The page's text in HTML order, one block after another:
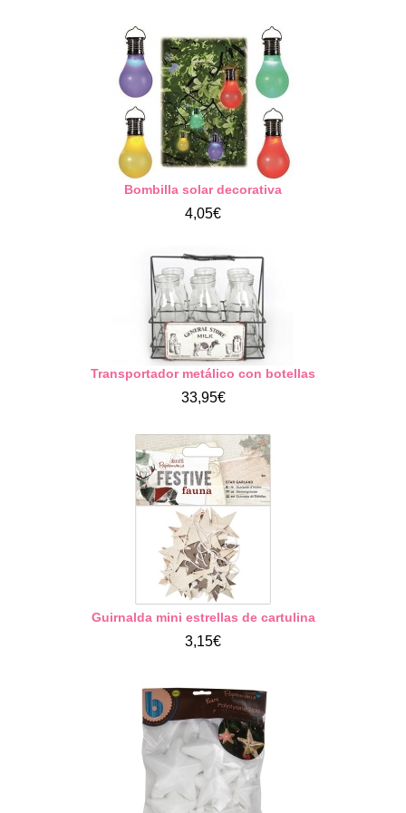
Bombilla solar decorativa
4,05€
Transportador metálico con botellas
33,95€
Guirnalda mini estrellas de cartulina
3,15€